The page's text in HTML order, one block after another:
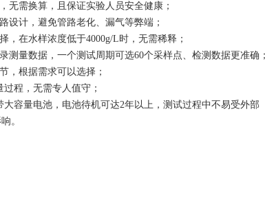
无需换算，且保证实验人员安全健康；
设计，避免管路老化、漏气等弊端；
，在水样浓度低于4000g/L时，无需稀释；
测量数据，一个测试周期可选60个采样点、检测数据更准确
，根据需求可以选择；
过程，无需专人值守；
大容量电池，电池待机可达2年以上，测试过程中不易受外部
。